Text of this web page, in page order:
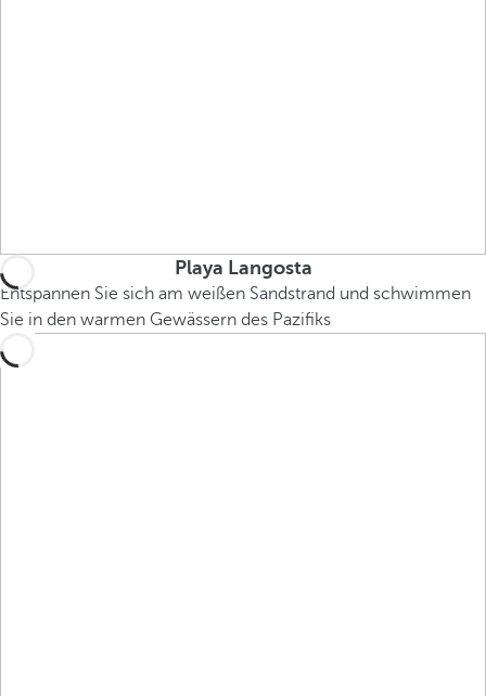
Playa Langosta
Entspannen Sie sich am weißen Sandstrand und schwimmen
Sie in den warmen Gewässern des Pazifiks